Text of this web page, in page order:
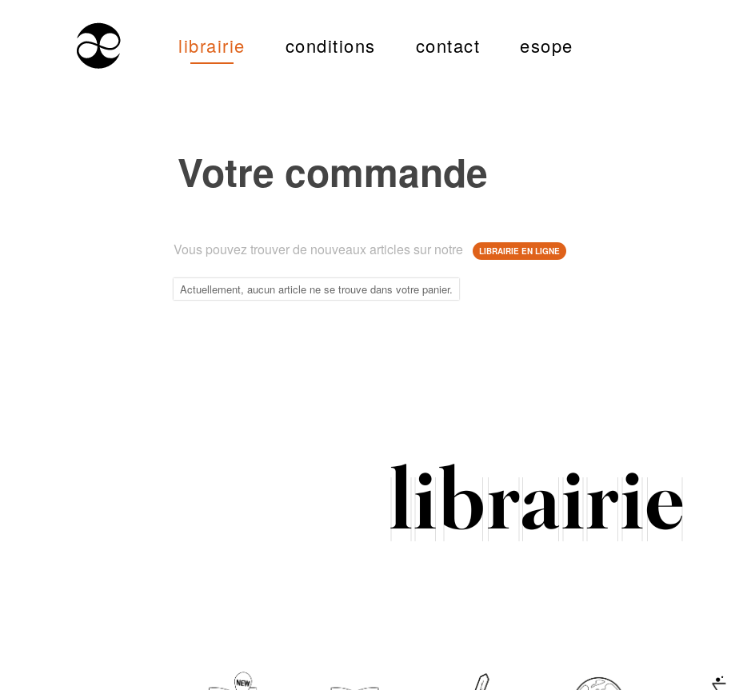
librairie conditions contact esope
Votre commande
Vous pouvez trouver de nouveaux articles sur notre LIBRAIRIE EN LIGNE
Actuellement, aucun article ne se trouve dans votre panier.